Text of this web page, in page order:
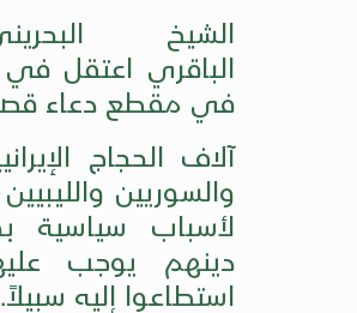
الشيخ
الباقري اعتقل
في مقطع دعاء
آلاف الحجاج
والسوريين
لأسباب سياسية
دينهم يوجب
استطاعوا إليه سبيلاً.